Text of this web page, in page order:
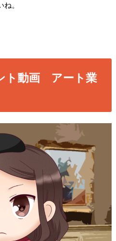
。
ト動画 アート業